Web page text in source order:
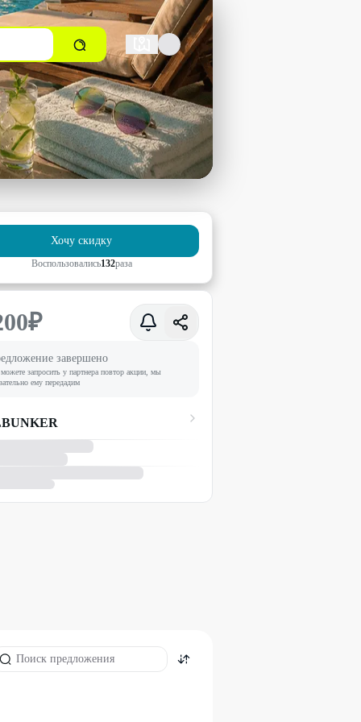
Хочу скидку
Воспользовались132раза
₽
завершено
запросить у партнера повтор акции, мы
ему передадим